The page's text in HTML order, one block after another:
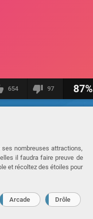
654 97 87%
nombreuses attractions,
il faudra faire preuve de
et récoltez des étoiles pour
Arcade Drôle